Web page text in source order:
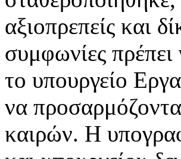
αξιοπρεπείς και
συμφωνίες
το υπουργείο
να
καιρών. Η